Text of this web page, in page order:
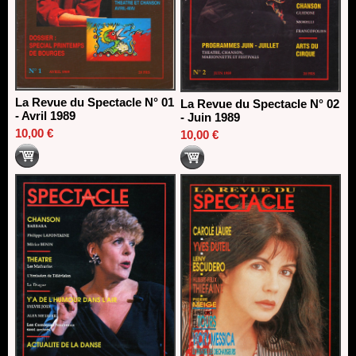
La Revue du Spectacle N° 01
- Avril 1989
10,00 €
La Revue du Spectacle N° 02
- Juin 1989
10,00 €